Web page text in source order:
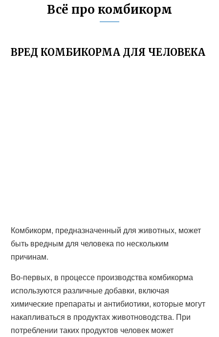
Всё про комбикорм
ВРЕД КОМБИКОРМА ДЛЯ ЧЕЛОВЕКА
Комбикорм, предназначенный для животных, может
быть вредным для человека по нескольким
причинам.
Во-первых, в процессе производства комбикорма
используются различные добавки, включая
химические препараты и антибиотики, которые могут
накапливаться в продуктах животноводства. При
потреблении таких продуктов человек может